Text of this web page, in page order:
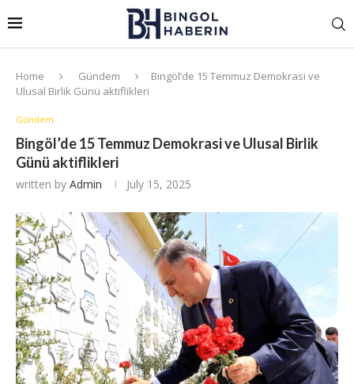
Home Gündem
Bingöl’de 15 Temmuz Demokrasi ve
Ulusal Birlik Günü aktiflikleri
Gündem
Bingöl’de 15 Temmuz Demokrasi ve Ulusal Birlik
Günü aktiflikleri
written by Admin July 15, 2025